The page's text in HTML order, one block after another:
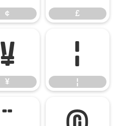
¢ £
¥
¥
¦
¦